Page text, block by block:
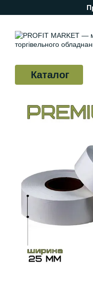
Перейти до основного
Каталог